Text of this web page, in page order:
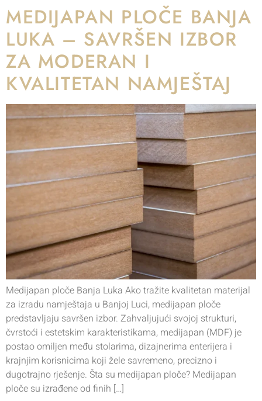
MEDIJAPAN PLOČE BANJA
LUKA – SAVRŠEN IZBOR
ZA MODERAN I
KVALITETAN NAMJEŠTAJ
Medijapan ploče Banja Luka Ako tražite kvalitetan materijal
za izradu namještaja u Banjoj Luci, medijapan ploče
predstavljaju savršen izbor. Zahvaljujući svojoj strukturi,
čvrstoći i estetskim karakteristikama, medijapan (MDF) je
postao omiljen među stolarima, dizajnerima enterijera i
krajnjim korisnicima koji žele savremeno, precizno i
dugotrajno rješenje. Šta su medijapan ploče? Medijapan
ploče su izrađene od finih […]